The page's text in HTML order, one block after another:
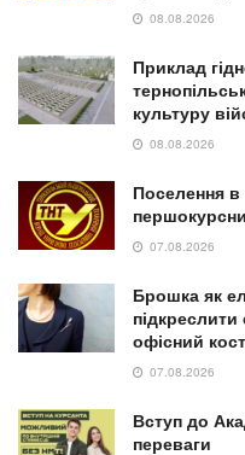
08.08.2026
Приклад
культуру
08.08.2026
Поселення в
07.08.2026
Брошка як
офісний
07.08.2026
Вступ до
переваги